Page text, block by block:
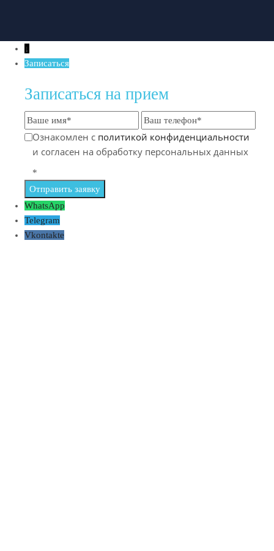
↓
Записаться
Записаться на прием
Ознакомлен с политикой конфиденциальности
и согласен на обработку персональных данных
*
WhatsApp
Telegram
Vkontakte